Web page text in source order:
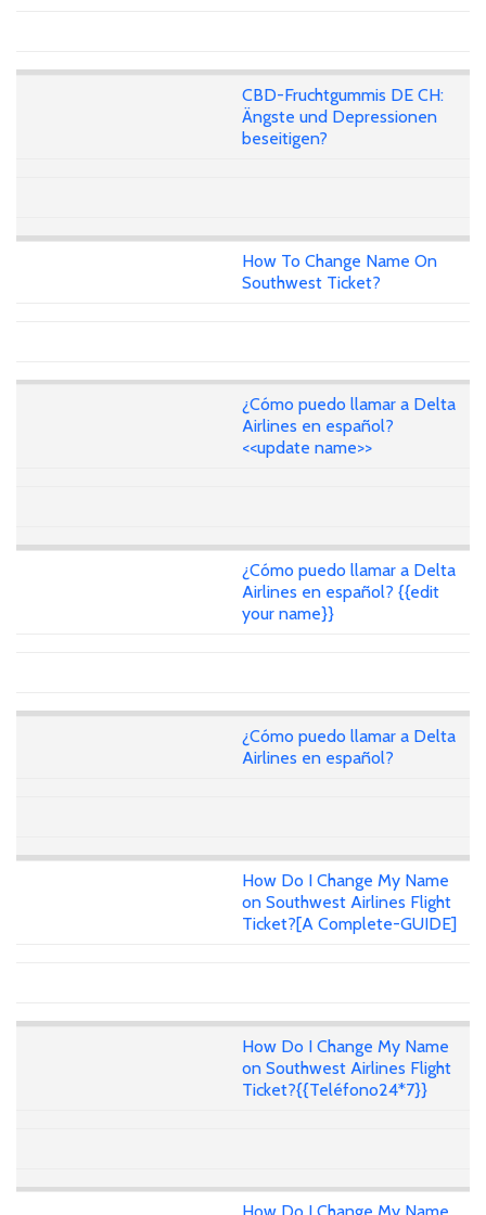
CBD-Fruchtgummis DE CH:
Ängste und Depressionen
beseitigen?
How To Change Name On
Southwest Ticket?
¿Cómo puedo llamar a Delta
Airlines en español?
<<update name>>
¿Cómo puedo llamar a Delta
Airlines en español? {{edit
your name}}
¿Cómo puedo llamar a Delta
Airlines en español?
How Do I Change My Name
on Southwest Airlines Flight
Ticket?[A Complete-GUIDE]
How Do I Change My Name
on Southwest Airlines Flight
Ticket?{{Teléfono24*7}}